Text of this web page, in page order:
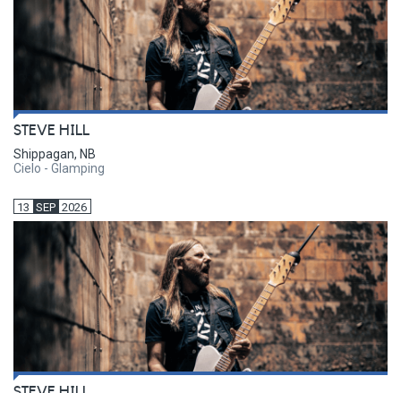
STEVE HILL
Shippagan, NB
Cielo - Glamping
13 SEP 2026